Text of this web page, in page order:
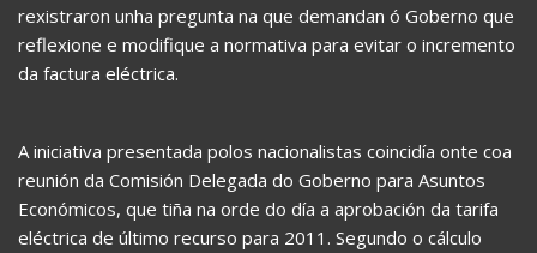
rexistraron unha pregunta na que demandan ó Goberno que
reflexione e modifique a normativa para evitar o incremento
da factura eléctrica.
A iniciativa presentada polos nacionalistas coincidía onte coa
reunión da Comisión Delegada do Goberno para Asuntos
Económicos, que tiña na orde do día a aprobación da tarifa
eléctrica de último recurso para 2011. Segundo o cálculo